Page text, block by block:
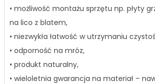
• możliwość montażu sprzętu np. płyty
na lico z blatem,
• niezwykła łatwość w utrzymaniu
• odporność na mróz,
• produkt naturalny,
• wieloletnia gwarancja na materiał –